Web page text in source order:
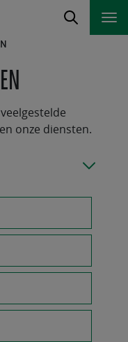
onze diensten.